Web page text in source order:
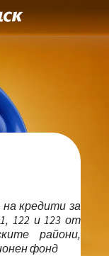
кредити за
122 и 123 от
райони,
фонд